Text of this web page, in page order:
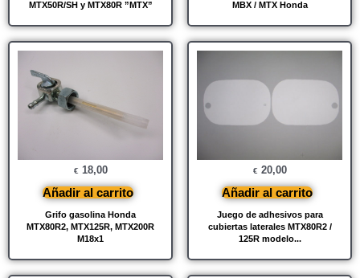
MTX50R/SH y MTX80R ”MTX”
MBX / MTX Honda
Grifo gasolina Honda
MTX80R2, MTX125R, MTX200R
M18x1
€ 18,00
Añadir al carrito
Juego de adhesivos para
cubiertas laterales MTX80R2 /
125R modelo...
€ 20,00
Añadir al carrito